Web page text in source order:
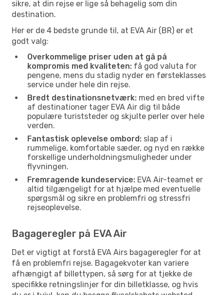
sikre, at din rejse er lige så behagelig som din
destination.
Her er de 4 bedste grunde til, at EVA Air (BR) er et
godt valg:
Overkommelige priser uden at gå på
kompromis med kvaliteten: få god valuta for
pengene, mens du stadig nyder en førsteklasses
service under hele din rejse.
Bredt destinationsnetværk: med en bred vifte
af destinationer tager EVA Air dig til både
populære turiststeder og skjulte perler over hele
verden.
Fantastisk oplevelse ombord: slap af i
rummelige, komfortable sæder, og nyd en række
forskellige underholdningsmuligheder under
flyvningen.
Fremragende kundeservice: EVA Air-teamet er
altid tilgængeligt for at hjælpe med eventuelle
spørgsmål og sikre en problemfri og stressfri
rejseoplevelse.
Bagageregler på EVA Air
Det er vigtigt at forstå EVA Airs bagageregler for at
få en problemfri rejse. Bagagekvoter kan variere
afhængigt af billettypen, så sørg for at tjekke de
specifikke retningslinjer for din billetklasse, og hvis